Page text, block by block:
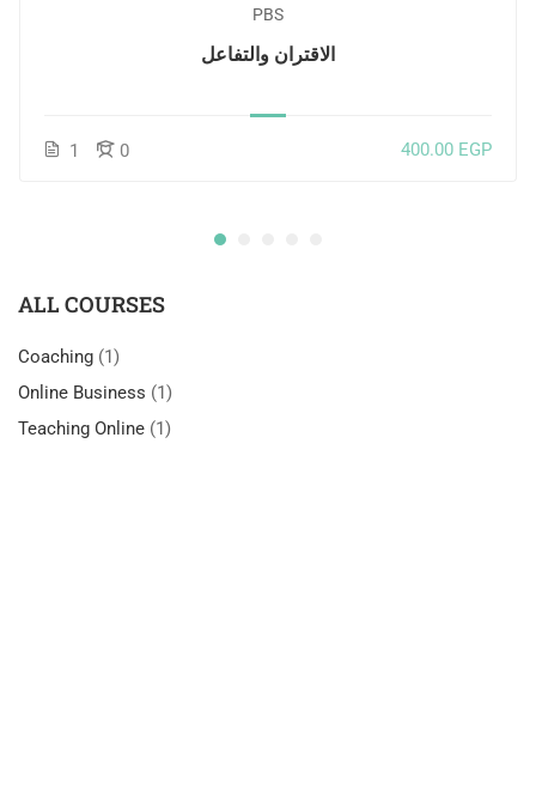
PBS
الاقتران والتفاعل
1 0 400.00 EGP
ALL COURSES
Coaching (1)
Online Business (1)
Teaching Online (1)